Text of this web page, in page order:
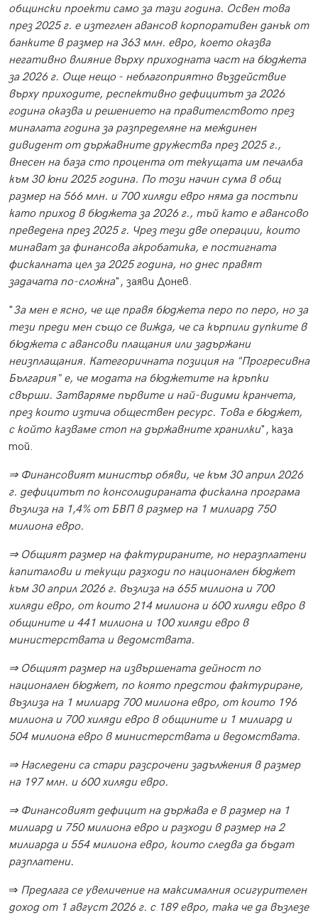
общински проекти само за тази година. Освен това
през 2025 г. е изтеглен авансов корпоративен данък от
банките в размер на 363 млн. евро, което оказва
негативно влияние върху приходната част на бюджета
за 2026 г. Още нещо - неблагоприятно въздействие
върху приходите, респективно дефицитът за 2026
година оказва и решението на правителството през
миналата година за разпределяне на междинен
дивидент от държавните дружества през 2025 г.,
внесен на база сто процента от текущата им печалба
към 30 юни 2025 година. По този начин сума в общ
размер на 566 млн. и 700 хиляди евро няма да постъпи
като приход в бюджета за 2026 г., тъй като е авансово
преведена през 2025 г. Чрез тези две операции, които
минават за финансова акробатика, е постигната
фискалната цел за 2025 година, но днес правят
задачата по-сложна", заяви Донев.
"За мен е ясно, че ще правя бюджета перо по перо, но за
тези преди мен също се вижда, че са кърпили дупките в
бюджета с авансови плащания или задържани
неизплащания. Категоричната позиция на "Прогресивна
България" е, че модата на бюджетите на кръпки
свърши. Затваряме първите и най-видими кранчета,
през които изтича обществен ресурс. Това е бюджет,
с който казваме стоп на държавните хранилки", каза
той.
⇒ Финансовият министър обяви, че към 30 април 2026
г. дефицитът по консолидираната фискална програма
възлиза на 1,4% от БВП в размер на 1 милиард 750
милиона евро.
⇒ Общият размер на фактурираните, но неразплатени
капиталови и текущи разходи по национален бюджет
към 30 април 2026 г. възлиза на 655 милиона и 700
хиляди евро, от които 214 милиона и 600 хиляди евро в
общините и 441 милиона и 100 хиляди евро в
министерствата и ведомствата.
⇒ Общият размер на извършената дейност по
национален бюджет, по която предстои фактуриране,
възлиза на 1 милиард 700 милиона евро, от които 196
милиона и 700 хиляди евро в общините и 1 милиард и
504 милиона евро в министерствата и ведомствата.
⇒ Наследени са стари разсрочени задължения в размер
на 197 млн. и 600 хиляди евро.
⇒ Финансовият дефицит на държава е в размер на 1
милиард и 750 милиона евро и разходи в размер на 2
милиарда и 554 милиона евро, които следва да бъдат
разплатени.
⇒ Предлага се увеличение на максималния осигурителен
доход от 1 август 2026 г. с 189 евро, така че да възлезе